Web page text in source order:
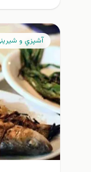
آشپزي و